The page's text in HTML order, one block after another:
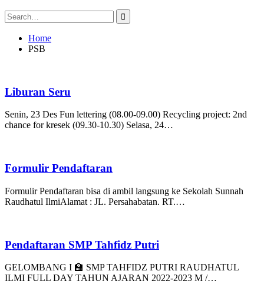
Search
for:
Home
PSB
Liburan Seru
Senin, 23 Des Fun lettering (08.00-09.00) Recycling project: 2nd
chance for kresek (09.30-10.30) Selasa, 24…
Formulir Pendaftaran
Formulir Pendaftaran bisa di ambil langsung ke Sekolah Sunnah
Raudhatul IlmiAlamat : JL. Persahabatan. RT.…
Pendaftaran SMP Tahfidz Putri
GELOMBANG I 🏫 SMP TAHFIDZ PUTRI RAUDHATUL
ILMI FULL DAY TAHUN AJARAN 2022-2023 M /…